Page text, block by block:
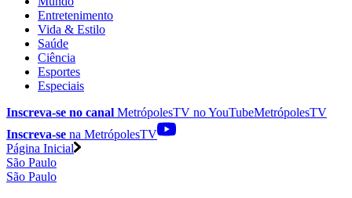
Entretenimento
Vida & Estilo
Saúde
Ciência
Esportes
Especiais
Inscreva-se no canal MetrópolesTV noYouTubeMetrópolesTV
Inscreva-se na MetrópolesTV
Página Inicial
São Paulo
São Paulo